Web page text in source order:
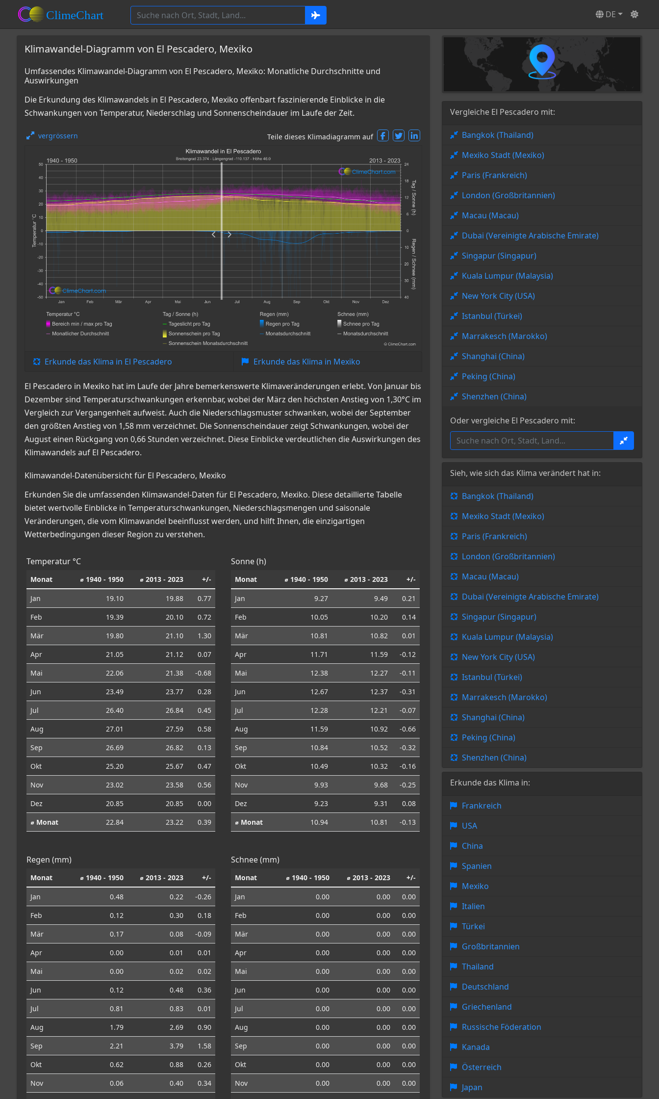
DE
Klimawandel-Diagramm von El Pescadero, Mexiko
Umfassendes Klimawandel-Diagramm von El Pescadero, Mexiko: Monatliche Durchschnitte und
Auswirkungen
Die Erkundung des Klimawandels in El Pescadero, Mexiko offenbart faszinierende Einblicke in die
Schwankungen von Temperatur, Niederschlag und Sonnenscheindauer im Laufe der Zeit.
vergrössern Teile dieses Klimadiagramm auf
Erkunde das Klima in El Pescadero Erkunde das Klima in Mexiko
El Pescadero in Mexiko hat im Laufe der Jahre bemerkenswerte Klimaveränderungen erlebt. Von Januar bis
Dezember sind Temperaturschwankungen erkennbar, wobei der März den höchsten Anstieg von 1,30°C im
Vergleich zur Vergangenheit aufweist. Auch die Niederschlagsmuster schwanken, wobei der September
den größten Anstieg von 1,58 mm verzeichnet. Die Sonnenscheindauer zeigt Schwankungen, wobei der
August einen Rückgang von 0,66 Stunden verzeichnet. Diese Einblicke verdeutlichen die Auswirkungen des
Klimawandels auf El Pescadero.
Klimawandel-Datenübersicht für El Pescadero, Mexiko
Erkunden Sie die umfassenden Klimawandel-Daten für El Pescadero, Mexiko. Diese detaillierte Tabelle
bietet wertvolle Einblicke in Temperaturschwankungen, Niederschlagsmengen und saisonale
Veränderungen, die vom Klimawandel beeinflusst werden, und hilft Ihnen, die einzigartigen
Wetterbedingungen dieser Region zu verstehen.
Temperatur °C
Monat ⌀ 1940 - 1950 ⌀ 2013 - 2023 +/-
Jan 19.10 19.88
0.77
Feb
19.39 20.10
0.72
Mär
19.80 21.10
1.30
Apr
21.05 21.12
0.07
Mai
22.06 21.38
-0.68
Jun
23.49 23.77
0.28
Jul
26.40 26.84
0.45
Aug
27.01 27.59
0.58
Sep
26.69 26.82
0.13
Okt
25.20 25.67
0.47
Nov
23.02 23.58
0.56
Dez
20.85 20.85
0.00
⌀ Monat
22.84 23.22 0.39
Sonne (h)
Monat ⌀ 1940 - 1950 ⌀ 2013 - 2023 +/-
Jan 9.27 9.49
0.21
Feb
10.05 10.20
0.14
Mär
10.81 10.82
0.01
Apr
11.71 11.59
-0.12
Mai
12.38 12.27
-0.11
Jun
12.67 12.37
-0.31
Jul
12.28 12.21
-0.07
Aug
11.59 10.92
-0.66
Sep
10.84 10.52
-0.32
Okt
10.49 10.32
-0.16
Nov
9.93 9.68
-0.25
Dez
9.23 9.31
0.08
⌀ Monat
10.94 10.81 -0.13
Regen (mm)
Monat ⌀ 1940 - 1950 ⌀ 2013 - 2023 +/-
Jan 0.48 0.22
-0.26
Feb
0.12 0.30
0.18
Mär
0.17 0.08
-0.09
Apr
0.00 0.01
0.01
Mai
0.00 0.02
0.02
Jun
0.12 0.48
0.36
Jul
0.81 0.83
0.01
Aug
1.79 2.69
0.90
Sep
2.21 3.79
1.58
Okt
0.62 0.88
0.26
Nov
0.06 0.40
0.34
Schnee (mm)
Monat ⌀ 1940 - 1950 ⌀ 2013 - 2023 +/-
Jan 0.00 0.00
0.00
Feb
0.00 0.00
0.00
Mär
0.00 0.00
0.00
Apr
0.00 0.00
0.00
Mai
0.00 0.00
0.00
Jun
0.00 0.00
0.00
Jul
0.00 0.00
0.00
Aug
0.00 0.00
0.00
Sep
0.00 0.00
0.00
Okt
0.00 0.00
0.00
Nov
0.00 0.00
0.00
Vergleiche El Pescadero mit:
Bangkok (Thailand)
Mexiko Stadt (Mexiko)
Paris (Frankreich)
London (Großbritannien)
Macau (Macau)
Dubai (Vereinigte Arabische Emirate)
Singapur (Singapur)
Kuala Lumpur (Malaysia)
New York City (USA)
Istanbul (Türkei)
Marrakesch (Marokko)
Shanghai (China)
Peking (China)
Shenzhen (China)
Oder vergleiche El Pescadero mit:
Sieh, wie sich das Klima verändert hat in:
Bangkok (Thailand)
Mexiko Stadt (Mexiko)
Paris (Frankreich)
London (Großbritannien)
Macau (Macau)
Dubai (Vereinigte Arabische Emirate)
Singapur (Singapur)
Kuala Lumpur (Malaysia)
New York City (USA)
Istanbul (Türkei)
Marrakesch (Marokko)
Shanghai (China)
Peking (China)
Shenzhen (China)
Erkunde das Klima in:
Frankreich
USA
China
Spanien
Mexiko
Italien
Türkei
Großbritannien
Thailand
Deutschland
Griechenland
Russische Föderation
Kanada
Österreich
Japan